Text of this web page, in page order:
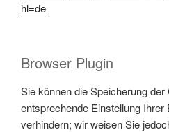
hl=de
Browser Plugin
Sie können die Speicherung
entsprechende Einstellung Ihrer
verhindern; wir weisen Sie